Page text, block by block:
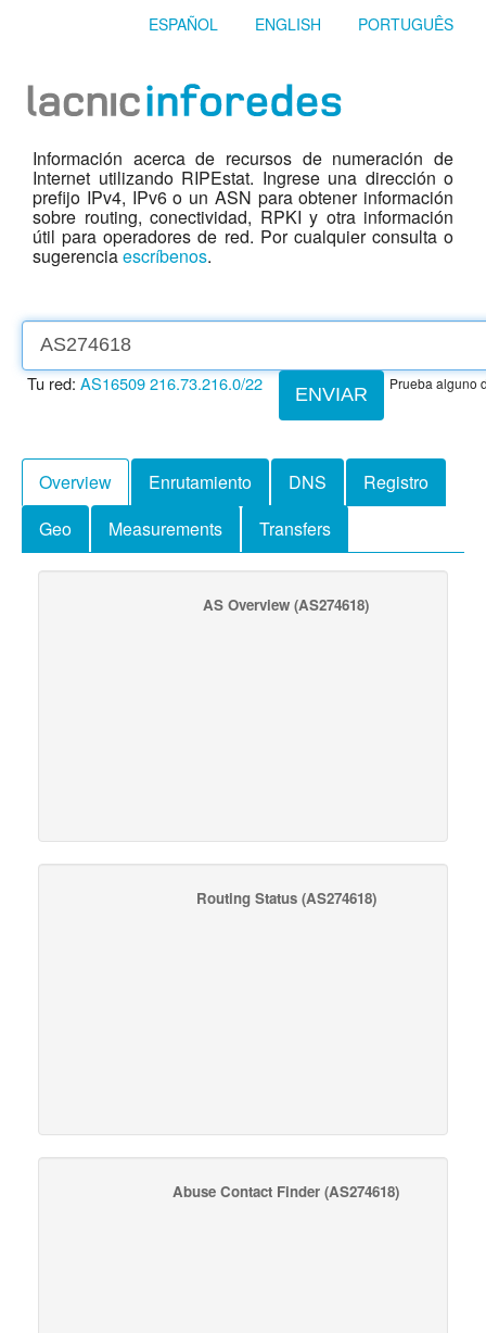
ESPAÑOL ENGLISH PORTUGUÊS
Información acerca de recursos de numeración de
Internet utilizando RIPEstat. Ingrese una dirección o
prefijo IPv4, IPv6 o un ASN para obtener información
sobre routing, conectividad, RPKI y otra información
útil para operadores de red. Por cualquier consulta o
sugerenciaescríbenos.
ENVIAR
Tu red: AS16509216.73.216.0/22 Prueba alguno
Overview Enrutamiento DNS
Registro
Geo
Measurements Transfers
AS Overview (AS274618)
Routing Status(AS274618)
Abuse Contact Finder (AS274618)